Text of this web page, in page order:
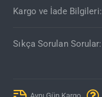
Kargo ve İade Bilgileri:
Sıkça Sorulan Sorular: